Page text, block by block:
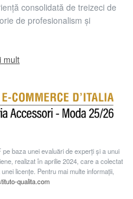
consolidată de treizeci de
de profesionalism și
mult
baza unei evaluări de experți și a unui
realizat în aprilie 2024, care a colectat
licențe. Pentru mai multe informații,
qualita.com